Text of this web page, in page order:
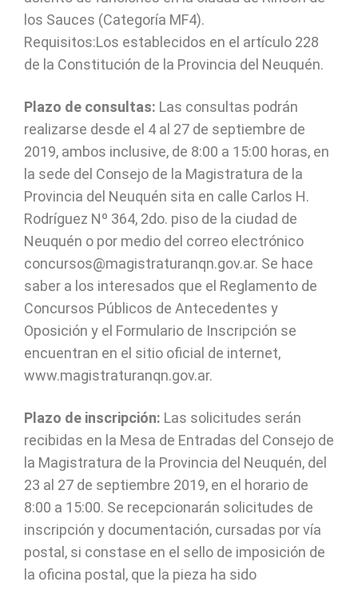
los Sauces (Categoría MF4).
Requisitos:Los establecidos en el artículo 228
de la Constitución de la Provincia del Neuquén.
Plazo de consultas: Las consultas podrán
realizarse desde el 4 al 27 de septiembre de
2019, ambos inclusive, de 8:00 a 15:00 horas, en
la sede del Consejo de la Magistratura de la
Provincia del Neuquén sita en calle Carlos H.
Rodríguez Nº 364, 2do. piso de la ciudad de
Neuquén o por medio del correo electrónico
concursos@magistraturanqn.gov.ar. Se hace
saber a los interesados que el Reglamento de
Concursos Públicos de Antecedentes y
Oposición y el Formulario de Inscripción se
encuentran en el sitio oficial de internet,
www.magistraturanqn.gov.ar.
Plazo de inscripción: Las solicitudes serán
recibidas en la Mesa de Entradas del Consejo de
la Magistratura de la Provincia del Neuquén, del
23 al 27 de septiembre 2019, en el horario de
8:00 a 15:00. Se recepcionarán solicitudes de
inscripción y documentación, cursadas por vía
postal, si constase en el sello de imposición de
la oficina postal, que la pieza ha sido